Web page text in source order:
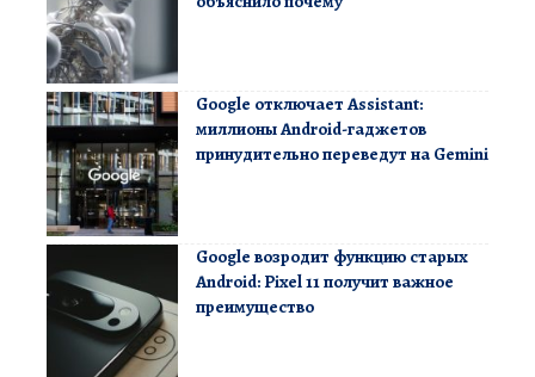
Google отключает Assistant:
миллионы Android-гаджетов
принудительно переведут на Gemini
Google возродит функцию старых
Android: Pixel 11 получит важное
преимущество